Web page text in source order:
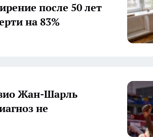
после 50 лет
на 83%
Жан-Шарль
не